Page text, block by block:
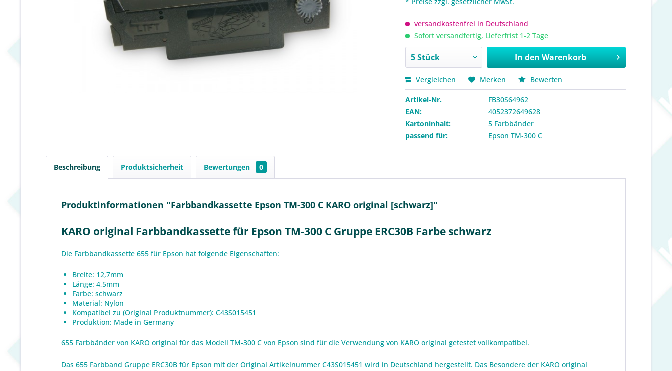
versandkostenfrei in Deutschland
Sofort versandfertig, Lieferfrist 1-2 Tage
In den Warenkorb
Vergleichen Merken Bewerten
Artikel-Nr.
FB30S64962
EAN:
4052372649628
Kartoninhalt:
5 Farbbänder
passend für:
Epson TM-300 C
Beschreibung Produktsicherheit Bewertungen 0
Produktinformationen "Farbbandkassette Epson TM-300 C KARO original [schwarz]"
KARO original Farbbandkassette für Epson TM-300 C Gruppe ERC30B Farbe schwarz
Die Farbbandkassette 655 für Epson hat folgende Eigenschaften:
Breite: 12,7mm
Länge: 4,5mm
Farbe: schwarz
Material: Nylon
Kompatibel zu (Original Produktnummer): C43S015451
Produktion: Made in Germany
655 Farbbänder von KARO original für das Modell TM-300 C von Epson sind für die Verwendung von KARO original getestet vollkompatibel.
Das 655 Farbband Gruppe ERC30B für Epson mit der Original Artikelnummer C43S015451 wird in Deutschland hergestellt. Das Besondere der KARO original